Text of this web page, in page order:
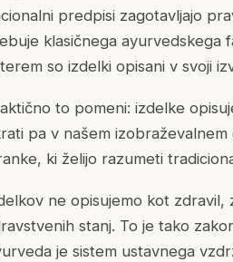
predpisi zagotavljajo
klasičnega ayurvedskega
so izdelki opisani v svoji
to pomeni: izdelke
pa v našem
ki želijo razumeti
ne opisujemo kot zdravil,
stanj. To je tako
je sistem ustavnega